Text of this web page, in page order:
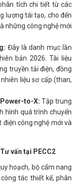
tích chi tiết từ các
lượng tái tạo, cho đến
những công nghệ mới
Đây là danh mục lần
bản 2026. Tài liệu
truyền tải điện, đồng
liệu sơ cấp (than,
to-X: Tập trung
hình quá trình chuyển
công nghệ mới và
vấn tại PECC2
hoạch, bộ cẩm nang
tác thiết kế, phân